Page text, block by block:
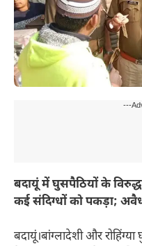
---
बदायूं में घुसपैठियों के
कई संदिग्धों को पकड़ा;
बदायूं।बांग्लादेशी और